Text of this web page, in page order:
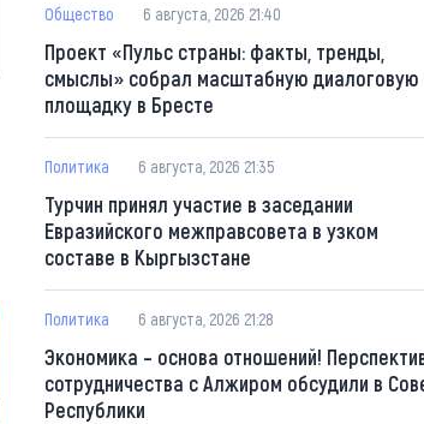
Общество 6 августа, 2026 21:40
Проект «Пульс страны: факты, тренды,
смыслы» собрал масштабную диалоговую
площадку в Бресте
Политика 6 августа, 2026 21:35
Турчин принял участие в заседании
Евразийского межправсовета в узком
составе в Кыргызстане
Политика 6 августа, 2026 21:28
Экономика – основа отношений!
сотрудничества с Алжиром обсудили в
Республики